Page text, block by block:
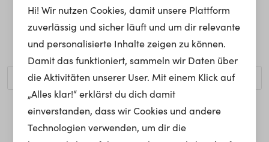
Ups, die gewünschte Seite kann nicht gefunden werden.
Möchtest du nach einem bestimmten Begriff suchen?
Homepage
Hi! Wir nutzen Cookies, damit unsere Plattform
zuverlässig und sicher läuft und um dir relevante
und personalisierte Inhalte zeigen zu können.
Damit das funktioniert, sammeln wir Daten über
die Aktivitäten unserer User. Mit einem Klick auf
„Alles klar!“ erklärst du dich damit
einverstanden, dass wir Cookies und andere
Technologien verwenden, um dir die